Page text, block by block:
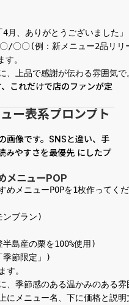
月、ありがとうございました
/〇〇(例：新メニュー2品リ
。
、上品で感謝が伝わる雰囲気で
これだけで店のファンが定
ー表系プロンプト
画像です。SNSと違い、手
みやすさを最優先 にしたプ
メニューPOP
めメニューPOPを1枚作ってく
ンブラン)
島産の栗を100%使用)
季節限定」)
。
、季節感のある温かみのある雰
にメニュー名、下に価格と説